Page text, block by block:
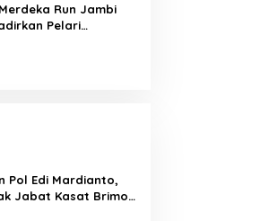
Run Jambi
Pelari
Pol Edi Mardianto,
Jabat Kasat Brimob